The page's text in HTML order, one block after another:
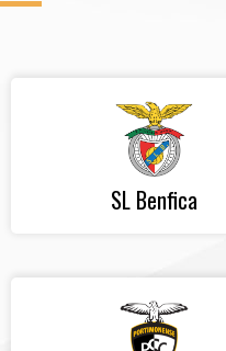
SL Benfica